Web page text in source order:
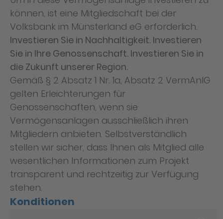
können, ist eine Mitgliedschaft bei der
Volksbank im Münsterland eG erforderlich.
Investieren Sie in Nachhaltigkeit. Investieren
Sie in Ihre Genossenschaft. Investieren Sie in
die Zukunft unserer Region.
Gemäß § 2 Absatz 1 Nr. 1a, Absatz 2 VermAnlG
gelten Erleichterungen für
Genossenschaften, wenn sie
Vermögensanlagen ausschließlich ihren
Mitgliedern anbieten. Selbstverständlich
stellen wir sicher, dass Ihnen als Mitglied alle
wesentlichen Informationen zum Projekt
transparent und rechtzeitig zur Verfügung
stehen.
Konditionen